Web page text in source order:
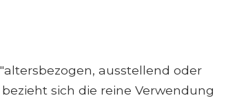
ausstellend oder
sich die reine Verwendung